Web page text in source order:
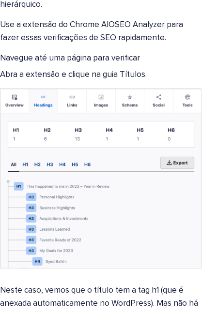
hierárquico.
Use a extensão do Chrome AIOSEO Analyzer para
fazer essas verificações de SEO rapidamente.
Navegue até uma página para verificar
Abra a extensão e clique na guia Títulos.
Neste caso, vemos que o título tem a tag h1 (que é
anexada automaticamente no WordPress). Mas não há